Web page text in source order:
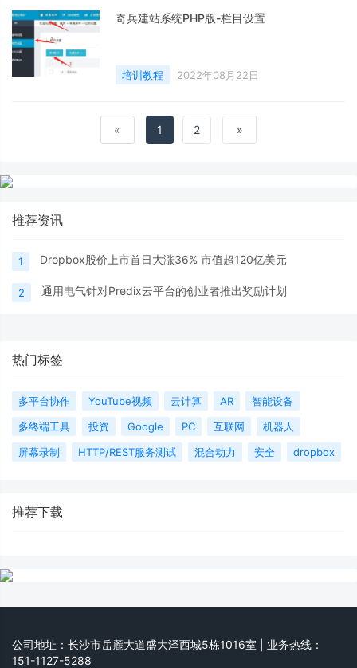
奇兵建站系统PHP版-栏目设置
培训教程 2022年08月22日
« 1 2 »
推荐资讯
1 Dropbox股价上市首日大涨36% 市值超120亿美元
2 通用电气针对Predix云平台的创业者推出奖励计划
热门标签
多平台协作 YouTube视频 云计算 AR
智能设备
多终端工具
投资 Google PC 互联网
机器人
屏幕录制
HTTP/REST服务测试 混合动力 安全 dropbox
推荐下载
公司地址：长沙市岳麓大道盛大泽西城5栋1016室 | 业务热线：
151-1127-5288